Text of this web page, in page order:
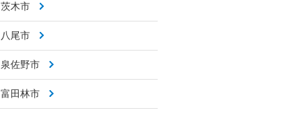
茨木市
八尾市
泉佐野市
富田林市